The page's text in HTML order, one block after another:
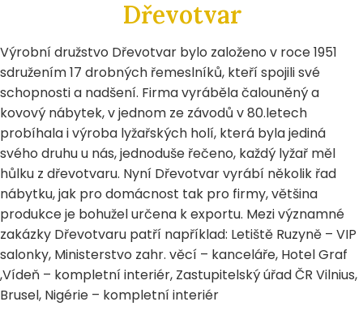
Dřevotvar
Výrobní družstvo Dřevotvar bylo založeno v roce 1951
sdružením 17 drobných řemeslníků, kteří spojili své
schopnosti a nadšení. Firma vyráběla čalouněný a
kovový nábytek, v jednom ze závodů v 80.letech
probíhala i výroba lyžařských holí, která byla jediná
svého druhu u nás, jednoduše řečeno, každý lyžař měl
hůlku z dřevotvaru. Nyní Dřevotvar vyrábí několik řad
nábytku, jak pro domácnost tak pro firmy, většina
produkce je bohužel určena k exportu. Mezi významné
zakázky Dřevotvaru patří například: Letiště Ruzyně – VIP
salonky, Ministerstvo zahr. věcí – kanceláře, Hotel Graf
,Vídeň – kompletní interiér, Zastupitelský úřad ČR Vilnius,
Brusel, Nigérie – kompletní interiér